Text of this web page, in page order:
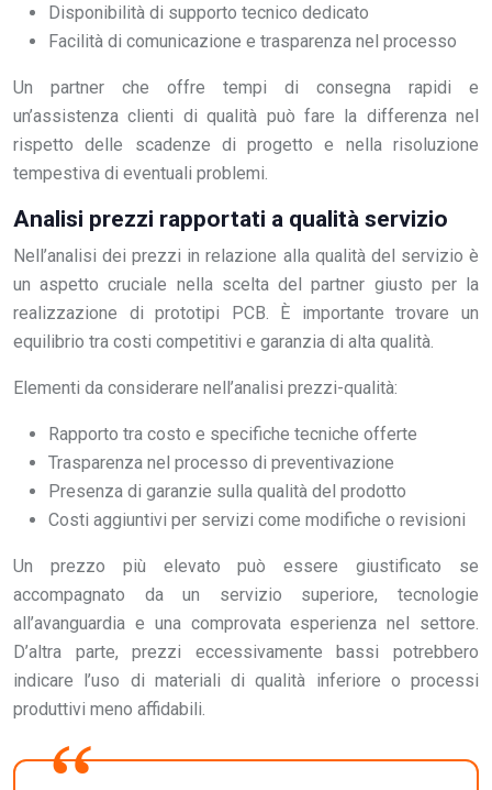
Disponibilità di supporto tecnico dedicato
Facilità di comunicazione e trasparenza nel processo
Un partner che offre tempi di consegna rapidi e
un’assistenza clienti di qualità può fare la differenza nel
rispetto delle scadenze di progetto e nella risoluzione
tempestiva di eventuali problemi.
Analisi prezzi rapportati a qualità servizio
Nell’analisi dei prezzi in relazione alla qualità del servizio è
un aspetto cruciale nella scelta del partner giusto per la
realizzazione di prototipi PCB. È importante trovare un
equilibrio tra costi competitivi e garanzia di alta qualità.
Elementi da considerare nell’analisi prezzi-qualità:
Rapporto tra costo e specifiche tecniche offerte
Trasparenza nel processo di preventivazione
Presenza di garanzie sulla qualità del prodotto
Costi aggiuntivi per servizi come modifiche o revisioni
Un prezzo più elevato può essere giustificato se
accompagnato da un servizio superiore, tecnologie
all’avanguardia e una comprovata esperienza nel settore.
D’altra parte, prezzi eccessivamente bassi potrebbero
indicare l’uso di materiali di qualità inferiore o processi
produttivi meno affidabili.